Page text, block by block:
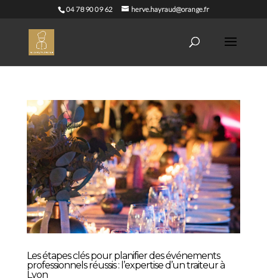
04 78 90 09 62 herve.hayraud@orange.fr
Les étapes clés pour planifier des événements
professionnels réussis : l’expertise d’un traiteur à
Lyon